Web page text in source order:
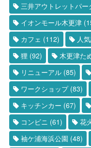
三井アウトレットパー
イオンモール木更津
カフェ (112) 人
狸 (92) 木更津た
リニューアル (85)
ワークショップ(83)
キッチンカー (67)
コンビニ (61) 花
袖ケ浦海浜公園 (48)